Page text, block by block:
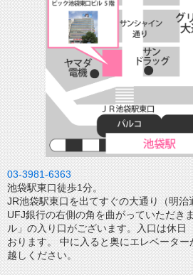
03-3981-6363
池袋駅東口徒歩1分。
JR池袋駅東口を出てすぐの大通り（明
UFJ銀行の右側の角を曲がっていただき
ル」の入り口がございます。入口は休日
おります。 中に入ると奥にエレベータ
越しください。